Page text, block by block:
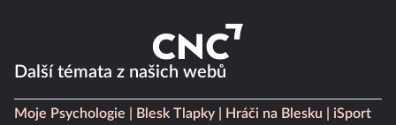
Další témata z našich webů
Moje Psychologie Blesk Tlapky Hráči na Blesku
iSport